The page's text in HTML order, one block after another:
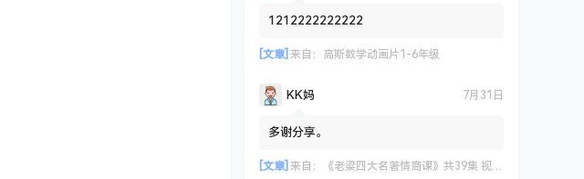
1212222222222
[文章] 来自： 高斯数学动画片1-6年级
KK妈 7月31日
多谢分享。
[文章] 来自： 《老梁四大名著情商课》共39集 视频课程